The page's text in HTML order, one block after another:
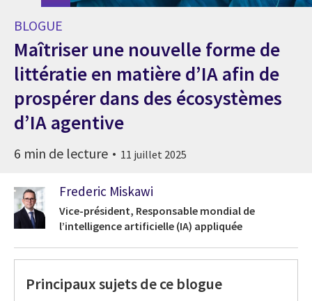
BLOGUE
Maîtriser une nouvelle forme de
littératie en matière d’IA afin de
prospérer dans des écosystèmes
d’IA agentive
6 min de lecture 11 juillet 2025
Frederic Miskawi
Vice-président, Responsable mondial de
l’intelligence artificielle (IA) appliquée
Principaux sujets de ce blogue